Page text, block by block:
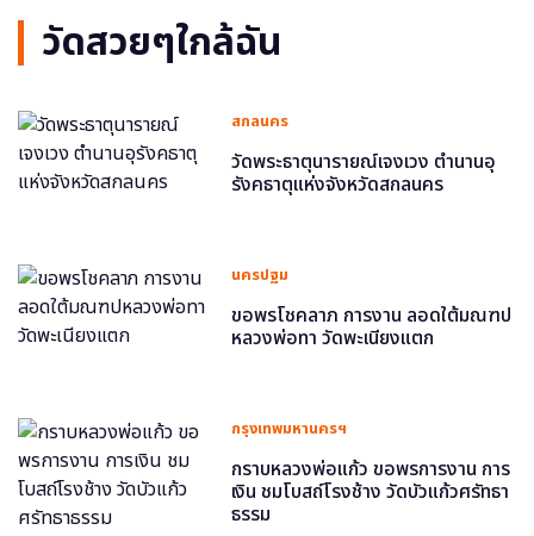
วัดสวยๆใกล้ฉัน
สกลนคร
วัดพระธาตุนารายณ์เจงเวง ตำนานอุ
รังคธาตุแห่งจังหวัดสกลนคร
นครปฐม
ขอพรโชคลาภ การงาน ลอดใต้มณฑป
หลวงพ่อทา วัดพะเนียงแตก
กรุงเทพมหานครฯ
กราบหลวงพ่อแก้ว ขอพรการงาน การ
เงิน ชมโบสถ์โรงช้าง วัดบัวแก้วศรัทธา
ธรรม